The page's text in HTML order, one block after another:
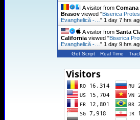
A visitor from Comana
Brasovviewed "Biserica
Evanghelică -… " 1 day 7 hrs
A visitor from Santa
Californiaviewed "Biserica
Evanghelică -… " 1 day 9 hrs
Get Script Real Time